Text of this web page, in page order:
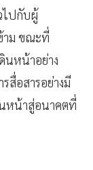
ไปกับผู้
าม ขณะที่
นหน้าอย่าง
รสื่อสารอย่างมี
หน้าสู่อนาคตที่